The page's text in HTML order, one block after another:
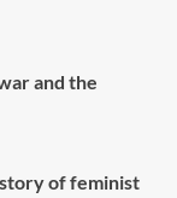
and the
of feminist